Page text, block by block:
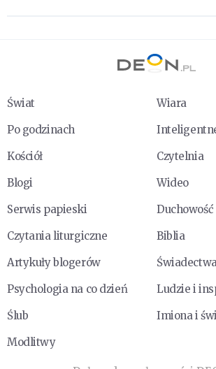
Świat
Wiara
Po godzinach
Kościół
Czytelnia
Blogi
Wideo
Serwis papieski
Duchowość
Czytania liturgiczne
Biblia
Artykuły blogerów
Psychologia na co dzień
Ludzie i
Ślub
Imiona i
Modlitwy